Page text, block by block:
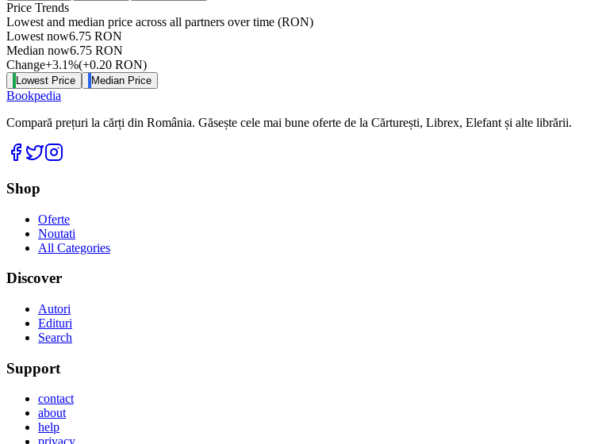
Price Trends
Lowest and median price across all partners over time (RON)
Lowest now6.75 RON
Median now6.75 RON
Change+3.1%(+0.20 RON)
Lowest Price Median Price
Bookpedia
Compară prețuri la cărți din România. Găsește cele mai bune oferte de la Cărturești, Librex, Elefant și alte librării.
Facebook
Twitter
Shop
Oferte
Noutati
All Categories
Discover
Autori
Edituri
Search
Support
contact
about
help